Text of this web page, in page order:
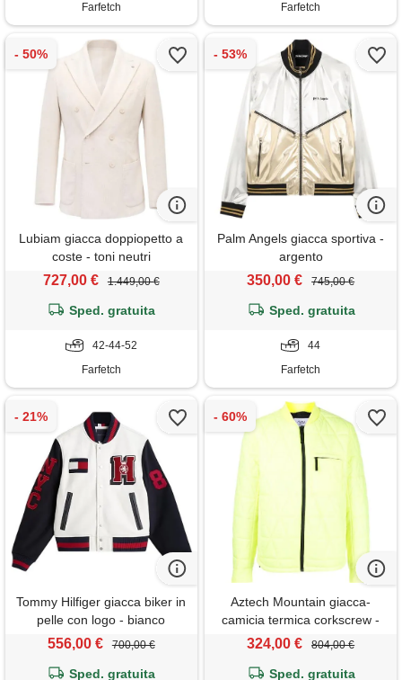
Farfetch
Farfetch
Lubiam giacca doppiopetto a
coste - toni neutri
727,00 € 1.449,00 €
Sped. gratuita
42-44-52
Farfetch
Palm Angels giacca sportiva -
argento
350,00 € 745,00 €
Sped. gratuita
44
Farfetch
Tommy Hilfiger giacca biker in
pelle con logo - bianco
556,00 € 700,00 €
Sped. gratuita
Aztech Mountain giacca-
camicia termica corkscrew -
giallo
324,00 € 804,00 €
Sped. gratuita